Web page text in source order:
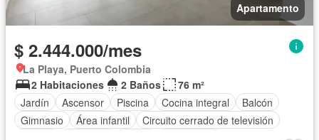
Apartamento
$ 2.444.000/mes
La Playa, Puerto Colombia
2 Habitaciones
2 Baños
76 m²
Jardín
Ascensor Piscina Cocina integral
Balcón
Gimnasio
Área infantil
Circuito cerrado de televisión